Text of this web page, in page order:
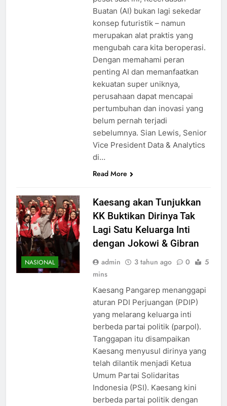
Buatan (AI) bukan lagi sekedar
konsep futuristik – namun
merupakan alat praktis yang
mengubah cara kita beroperasi.
Dengan memahami peran
penting AI dan memanfaatkan
kekuatan super uniknya,
perusahaan dapat mencapai
pertumbuhan dan inovasi yang
belum pernah terjadi
sebelumnya. Sian Lewis, Senior
Vice President Data & Analytics
di…
Read More
NASIONAL
Kaesang akan Tunjukkan
KK Buktikan Dirinya Tak
Lagi Satu Keluarga Inti
dengan Jokowi & Gibran
admin 3 tahun ago 0
5
mins
Kaesang Pangarep menanggapi
aturan PDI Perjuangan (PDIP)
yang melarang keluarga inti
berbeda partai politik (parpol).
Tanggapan itu disampaikan
Kaesang menyusul dirinya yang
telah dilantik menjadi Ketua
Umum Partai Solidaritas
Indonesia (PSI). Kaesang kini
berbeda partai politik dengan